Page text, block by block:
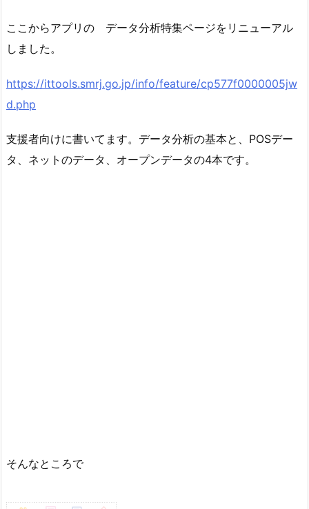
ここからアプリの データ分析特集ページをリニューアル
しました。
https://ittools.smrj.go.jp/info/feature/cp577f0000005jw
d.php
支援者向けに書いてます。データ分析の基本と、POSデー
タ、ネットのデータ、オープンデータの4本です。
そんなところで